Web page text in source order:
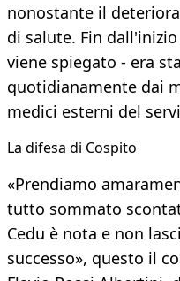
nonostante il
di salute. Fin
viene spiegato - era
quotidianamente dai
medici esterni del
La difesa di Cospito
«Prendiamo
tutto sommato
Cedu è nota e non
successo», questo il